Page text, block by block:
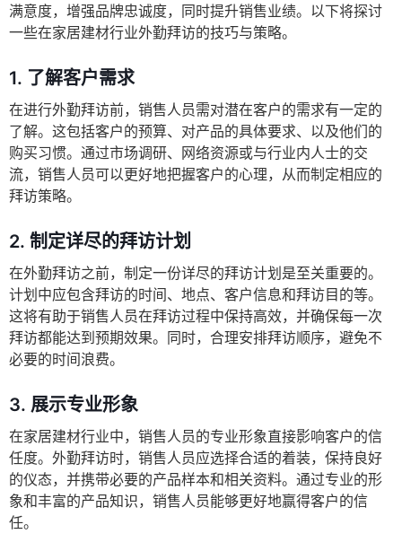
满意度，增强品牌忠诚度，同时提升销售业绩。以下将探讨
一些在家居建材行业外勤拜访的技巧与策略。
1. 了解客户需求
在进行外勤拜访前，销售人员需对潜在客户的需求有一定的
了解。这包括客户的预算、对产品的具体要求、以及他们的
购买习惯。通过市场调研、网络资源或与行业内人士的交
流，销售人员可以更好地把握客户的心理，从而制定相应的
拜访策略。
2. 制定详尽的拜访计划
在外勤拜访之前，制定一份详尽的拜访计划是至关重要的。
计划中应包含拜访的时间、地点、客户信息和拜访目的等。
这将有助于销售人员在拜访过程中保持高效，并确保每一次
拜访都能达到预期效果。同时，合理安排拜访顺序，避免不
必要的时间浪费。
3. 展示专业形象
在家居建材行业中，销售人员的专业形象直接影响客户的信
任度。外勤拜访时，销售人员应选择合适的着装，保持良好
的仪态，并携带必要的产品样本和相关资料。通过专业的形
象和丰富的产品知识，销售人员能够更好地赢得客户的信
任。